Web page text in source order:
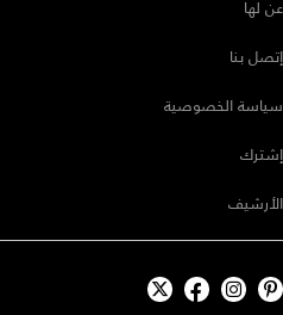
عن لها
إتصل بنا
سياسة الخصوصية
إشترك
الأرشيف